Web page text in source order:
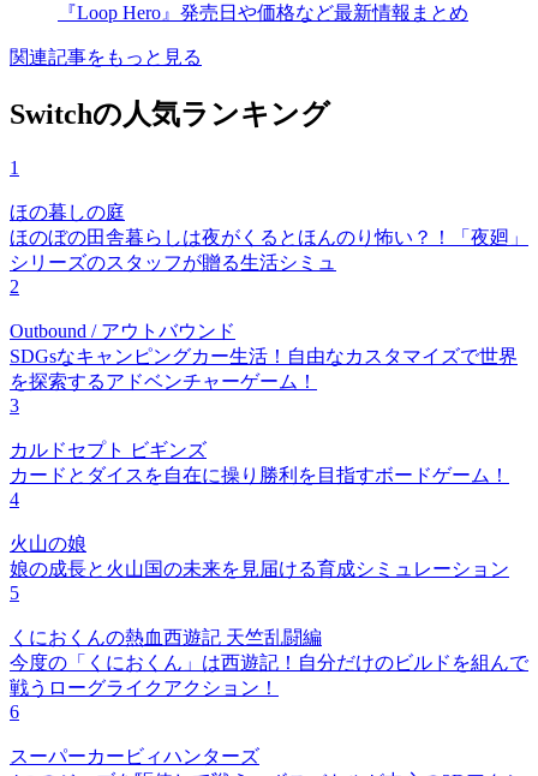
『Loop Hero』発売⽇や価格など最新情報まとめ
関連記事をもっと見る
Switchの人気ランキング
1
ほの暮しの庭
ほのぼの田舎暮らしは夜がくるとほんのり怖い？！「夜廻」
シリーズのスタッフが贈る生活シミュ
2
Outbound / アウトバウンド
SDGsなキャンピングカー生活！自由なカスタマイズで世界
を探索するアドベンチャーゲーム！
3
カルドセプト ビギンズ
カードとダイスを自在に操り勝利を目指すボードゲーム！
4
火山の娘
娘の成長と火山国の未来を見届ける育成シミュレーション
5
くにおくんの熱血西遊記 天竺乱闘編
今度の「くにおくん」は西遊記！自分だけのビルドを組んで
戦うローグライクアクション！
6
スーパーカービィハンターズ